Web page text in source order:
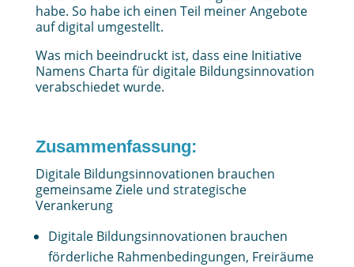
habe. So habe ich einen Teil meiner Angebote
auf digital umgestellt.
Was mich beeindruckt ist, dass eine Initiative
Namens Charta für digitale Bildungsinnovation
verabschiedet wurde.
Zusammenfassung:
Digitale Bildungsinnovationen brauchen
gemeinsame Ziele und strategische
Verankerung
Digitale Bildungsinnovationen brauchen
förderliche Rahmenbedingungen, Freiräume